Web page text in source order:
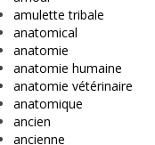
amulette tribale
anatomical
anatomie
anatomie humaine
anatomie vétérinaire
anatomique
ancien
ancienne